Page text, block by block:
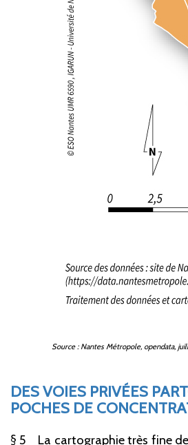
Source : Nantes Métropole, opendata,
DES VOIES PRIVÉES
POCHES DE
5
La cartographie très fine